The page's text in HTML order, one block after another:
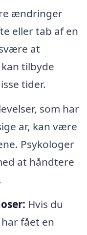
ændringer
eller tab af en
at
tilbyde
tider.
som har
ar, kan være
Psykologer
at håndtere
Hvis du
fået en